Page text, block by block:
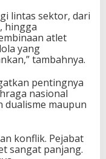
lintas sektor, dari
hingga
atlet
yang
tambahnya.
pentingnya
nasional
dualisme maupun
konflik. Pejabat
sangat panjang.